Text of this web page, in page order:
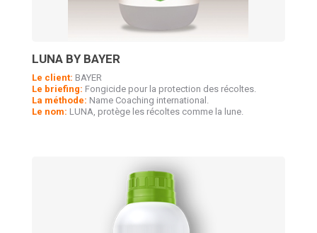
LUNA BY BAYER
Le client: BAYER
Le briefing: Fongicide pour la protection des récoltes.
La méthode: Name Coaching international.
Le nom: LUNA, protège les récoltes comme la lune.